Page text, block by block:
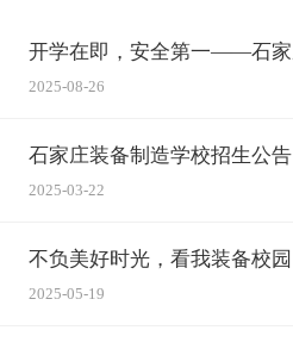
2025-08-26
石家庄装备制造学校招生公告
2025-03-22
不负美好时光，看我装备校园
2025-05-19